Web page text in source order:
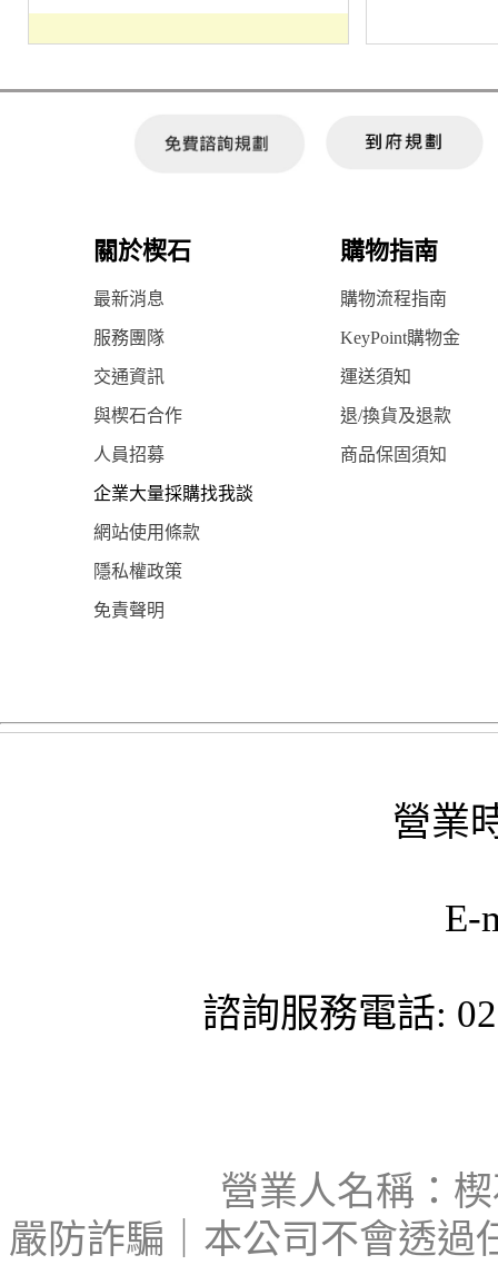
關於楔石 購物指南
最新消息 購物流程指南
服務團隊 KeyPoint購物金
交通資訊 運送須知
與楔石合作 退/換貨及退款
人員招募 商品保固須知
企業大量採購找我談
網站使用條款
隱私權政策
免責聲明
營業
E-
諮詢服務電話:
營業人名稱：
嚴防詐騙｜本公司不會透過